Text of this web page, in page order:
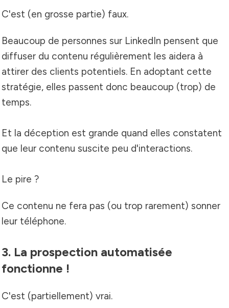
C'est (en grosse partie) faux.
Beaucoup de personnes sur LinkedIn pensent que
diffuser du contenu régulièrement les aidera à
attirer des clients potentiels. En adoptant cette
stratégie, elles passent donc beaucoup (trop) de
temps.
Et la déception est grande quand elles constatent
que leur contenu suscite peu d'interactions.
Le pire ?
Ce contenu ne fera pas (ou trop rarement) sonner
leur téléphone.
3. La prospection automatisée
fonctionne !
C'est (partiellement) vrai.